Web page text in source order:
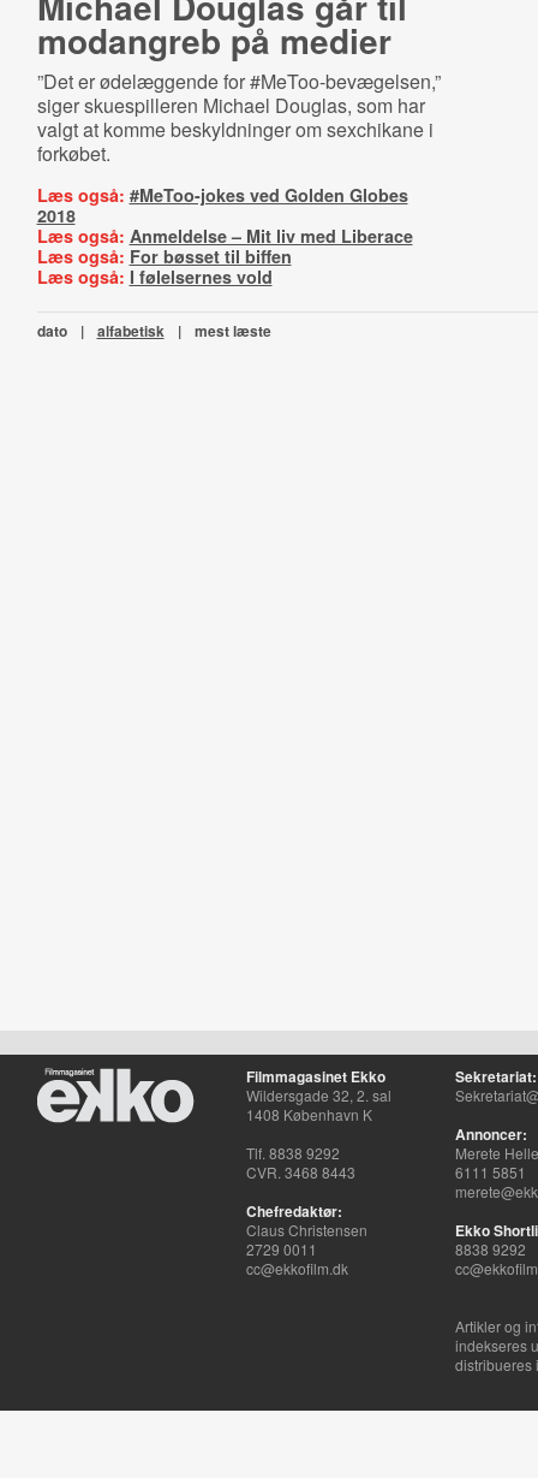
modangreb på medier
”Det er ødelæggende for #MeToo-bevægelsen,”
siger skuespilleren Michael Douglas, som har
valgt at komme beskyldninger om sexchikane i
forkøbet.
Læs også: #MeToo-jokes ved Golden Globes
2018
Læs også: Anmeldelse – Mit liv med Liberace
Læs også: For bøsset til biffen
Læs også: I følelsernes vold
dato | alfabetisk | mest læste
Filmmagasinet Ekko
Wildersgade 32, 2. sal
1408 København K
Tlf. 8838 9292
CVR. 3468 8443
Chefredaktør:
Claus Christensen
2729 0011
cc@ekkofilm.dk
Sekretariat:
Annoncer:
Merete
6111 5851
Ekko
8838 9292
Artikler og
indekseres
distribueres